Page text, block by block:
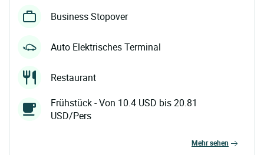
Business Stopover
Auto Elektrisches Terminal
Restaurant
Frühstück - Von 10.4 USD bis 20.81
USD/Pers
mehr sehen